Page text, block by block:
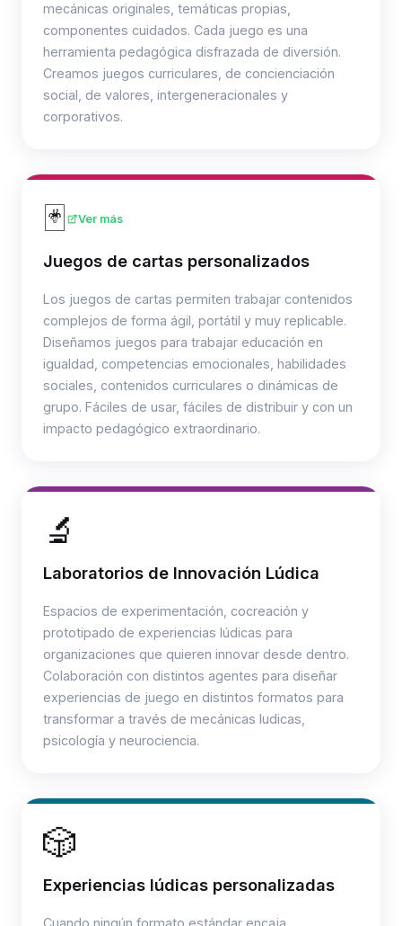
mecánicas originales, temáticas propias,
componentes cuidados. Cada juego es una
herramienta pedagógica disfrazada de diversión.
Creamos juegos curriculares, de concienciación
social, de valores, intergeneracionales y
corporativos.
🃏 Ver más
Juegos de cartas personalizados
Los juegos de cartas permiten trabajar contenidos
complejos de forma ágil, portátil y muy replicable.
Diseñamos juegos para trabajar educación en
igualdad, competencias emocionales, habilidades
sociales, contenidos curriculares o dinámicas de
grupo. Fáciles de usar, fáciles de distribuir y con un
impacto pedagógico extraordinario.
🔬
Laboratorios de Innovación Lúdica
Espacios de experimentación, cocreación y
prototipado de experiencias lúdicas para
organizaciones que quieren innovar desde dentro.
Colaboración con distintos agentes para diseñar
experiencias de juego en distintos formatos para
transformar a través de mecánicas ludicas,
psicología y neurociencia.
🎲
Experiencias lúdicas personalizadas
Cuando ningún formato estándar encaja,